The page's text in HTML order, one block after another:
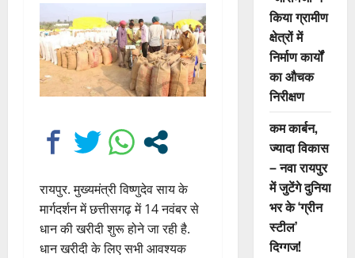
रायपुर. मुख्यमंत्री विष्णुदेव साय के
मार्गदर्शन में छत्तीसगढ़ में 14 नवंबर से
धान की खरीदी शुरू होने जा रही है.
धान खरीदी के लिए सभी आवश्यक
किया ग्रामीण
क्षेत्रों में
निर्माण कार्यों
का औचक
निरीक्षण
कम कार्बन,
ज्यादा विकास
– नवा रायपुर
में जुटेंगे दुनिया
भर के ‘ग्रीन
स्टील’
दिग्गज!